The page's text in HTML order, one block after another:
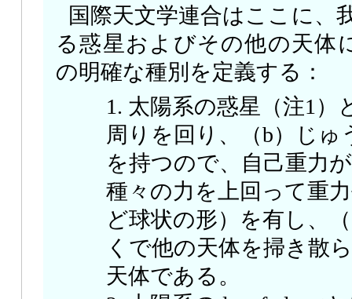
国際天文学連合はここに、
る惑星およびその他の天体
の明確な種別を定義する：
1. 太陽系の惑星（注1）
周りを回り、（b）じゅ
を持つので、自己重力
種々の力を上回って重
ど球状の形）を有し、
くで他の天体を掃き散
天体である。